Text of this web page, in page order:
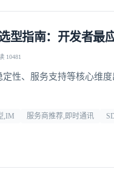
型指南：开发者最
10481
定性、服务支持等核心维
,IM 服务商推荐,即时通讯